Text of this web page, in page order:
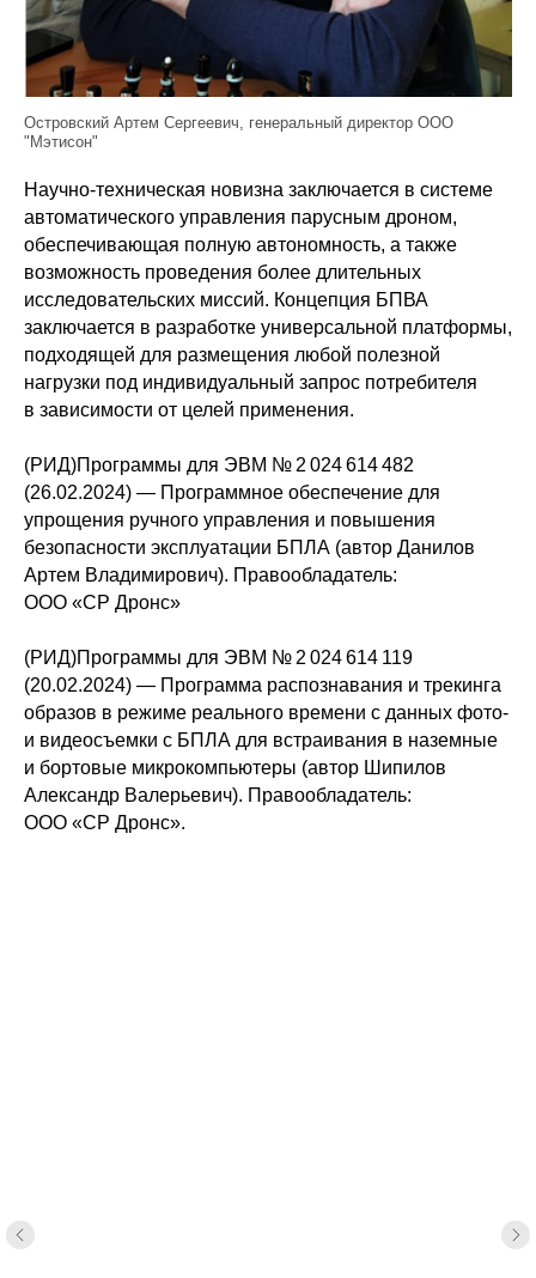
Островский Артем Сергеевич, генеральный директор ООО
"Мэтисон"
Научно-техническая новизна заключается в системе
автоматического управления парусным дроном,
обеспечивающая полную автономность, а также
возможность проведения более длительных
исследовательских миссий. Концепция БПВА
заключается в разработке универсальной платформы,
подходящей для размещения любой полезной
нагрузки под индивидуальный запрос потребителя
в зависимости от целей применения​.
(РИД)Программы для ЭВМ № 2 024 614 482
(26.02.2024) — Программное обеспечение для
упрощения ручного управления и повышения
безопасности эксплуатации БПЛА (автор Данилов
Артем Владимирович).​ Правообладатель:
ООО «СР Дронс»
(РИД)Программы для ЭВМ № 2 024 614 119
(20.02.2024) — Программа распознавания и трекинга
образов в режиме реального времени с данных фото-
и видеосъемки с БПЛА для встраивания в наземные
и бортовые микрокомпьютеры (автор Шипилов
Александр Валерьевич).​ Правообладатель:
ООО «СР Дронс».